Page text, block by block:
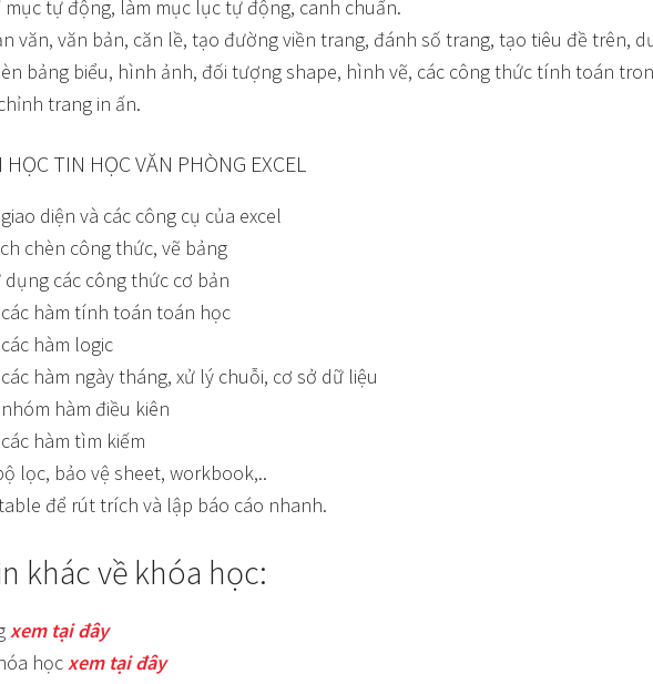
mục tự động, làm mục lục tự động, canh chuẩn.
văn, văn bản, căn lề, tạo đường viền trang, đánh số trang, tạo tiêu đề trên,
bảng biểu, hình ảnh, đối tượng shape, hình vẽ, các công thức tính toán
trang in ấn.
TIN HỌC VĂN PHÒNG EXCEL
diện và các công cụ của excel
chèn công thức, vẽ bảng
các công thức cơ bản
hàm tính toán toán học
hàm logic
hàm ngày tháng, xử lý chuỗi, cơ sở dữ liệu
hàm điều kiên
hàm tìm kiếm
lọc, bảo vệ sheet, workbook,..
để rút trích và lập báo cáo nhanh.
khác về khóa học:
xem tại đây
họcxem tại đây